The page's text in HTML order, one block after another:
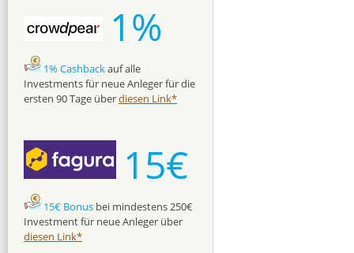
1%
1% Cashbackauf alle
Investments für neue Anleger für die
ersten 90 Tage überdiesen Link*
15€
15€ Bonus bei mindestens 250€
Investment für neue Anleger über
diesen Link*